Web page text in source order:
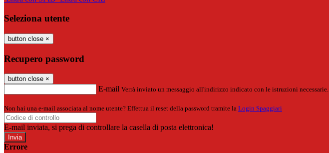
Seleziona utente
button close ×
Recupero password
button close ×
E-mail Verrà inviato un messaggio all'indirizzo indicato con le istruzioni necessarie.
Non hai una e-mail associata al nome utente? Effettua il reset della password tramite la Login Spaggiari
E-mail inviata, si prega di controllare la casella di posta elettronica!
Errore